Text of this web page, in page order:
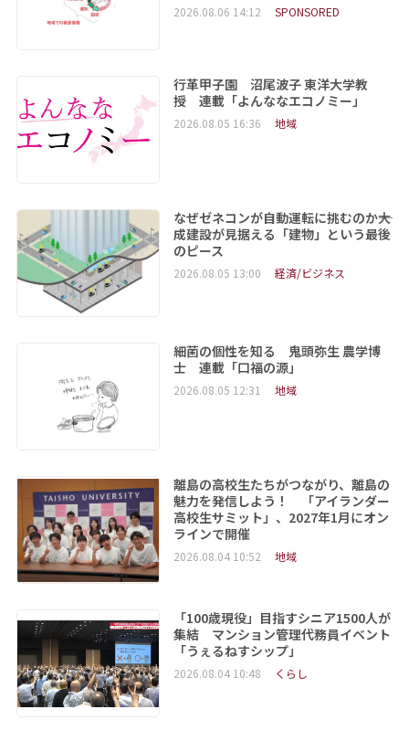
2026.08.06 14:12 SPONSORED
行革甲子園 沼尾波子 東洋大学教
授 連載「よんななエコノミー」
2026.08.05 16:36 地域
なぜゼネコンが自動運転に挑むのか――大
成建設が見据える「建物」という最後
のピース
2026.08.05 13:00 経済/ビジネス
細菌の個性を知る 鬼頭弥生 農学博
士 連載「口福の源」
2026.08.05 12:31 地域
離島の高校生たちがつながり、離島の
魅力を発信しよう！ 「アイランダー
高校生サミット」、2027年1月にオン
ラインで開催
2026.08.04 10:52 地域
「100歳現役」目指すシニア1500人が
集結 マンション管理代務員イベント
「うぇるねすシップ」
2026.08.04 10:48 くらし